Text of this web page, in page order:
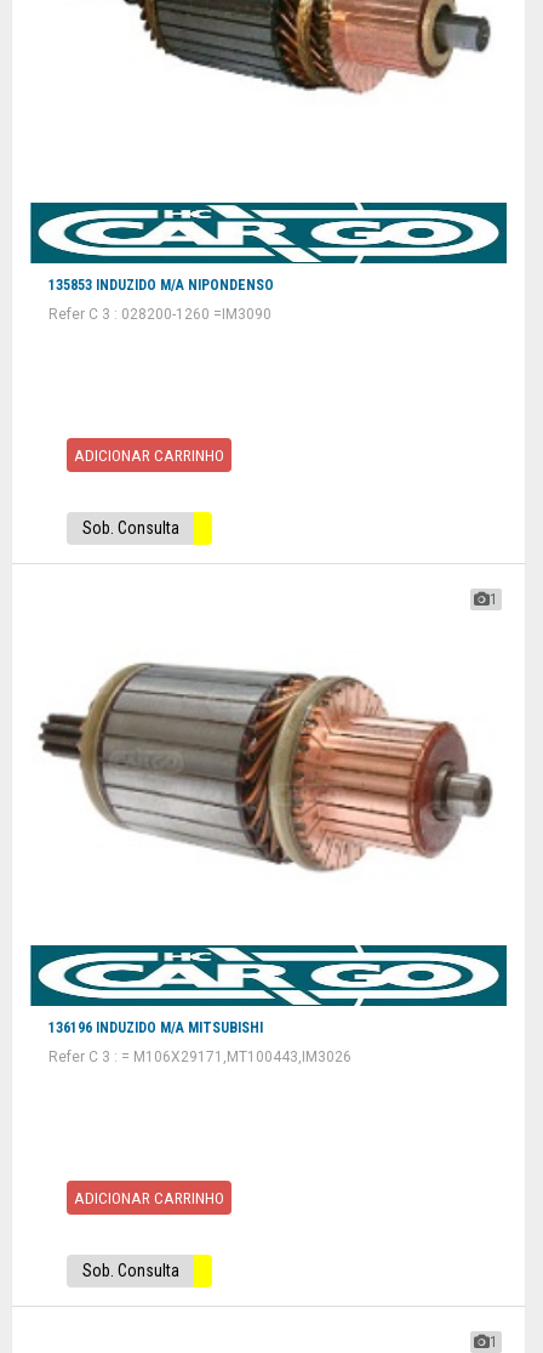
135853 INDUZIDO M/A NIPONDENSO
Refer C 3 : 028200-1260 =IM3090
ADICIONAR CARRINHO
Sob. Consulta
1
136196 INDUZIDO M/A MITSUBISHI
Refer C 3 : = M106X29171,MT100443,IM3026
ADICIONAR CARRINHO
Sob. Consulta
1